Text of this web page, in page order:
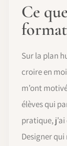
Ce
Sur la plan
croire en
m’ont
élèves qui
pratique,
Designer qui